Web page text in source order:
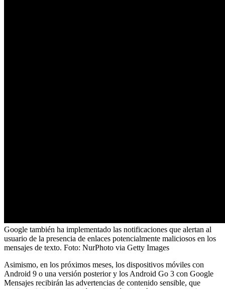
Google también ha implementado las notificaciones que alertan al
usuario de la presencia de enlaces potencialmente maliciosos en los
mensajes de texto. Foto: NurPhoto via Getty Images
Asimismo, en los próximos meses, los dispositivos móviles con
Android 9 o una versión posterior y los Android Go 3 con Google
Mensajes recibirán las advertencias de contenido sensible, que